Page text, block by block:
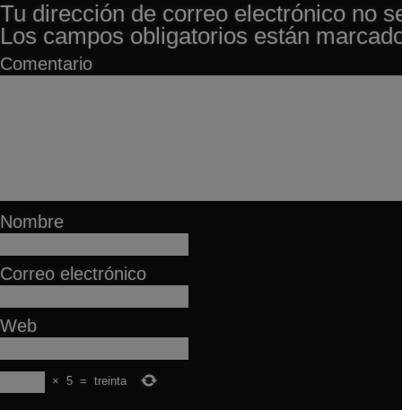
Tu dirección de correo electrónico no
Los campos obligatorios están
Comentario
Nombre
Correo electrónico
Web
× 5 = treinta